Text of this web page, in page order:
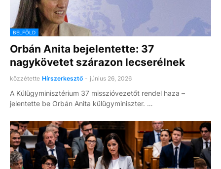
BELFÖLD
Orbán Anita bejelentette: 37
nagykövetet szárazon lecserélnek
közzétette Hírszerkesztő - június 26, 2026
A Külügyminisztérium 37 misszióvezetőt rendel haza –
jelentette be Orbán Anita külügyminiszter. …